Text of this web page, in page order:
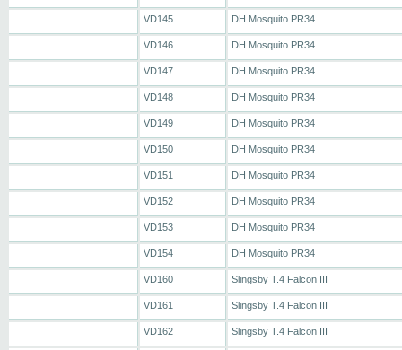
VD145 DH Mosquito PR34
VD146 DH Mosquito PR34
VD147 DH Mosquito PR34
VD148 DH Mosquito PR34
VD149 DH Mosquito PR34
VD150 DH Mosquito PR34
VD151 DH Mosquito PR34
VD152 DH Mosquito PR34
VD153 DH Mosquito PR34
VD154 DH Mosquito PR34
VD160 Slingsby T.4 Falcon III
VD161 Slingsby T.4 Falcon III
VD162 Slingsby T.4 Falcon III